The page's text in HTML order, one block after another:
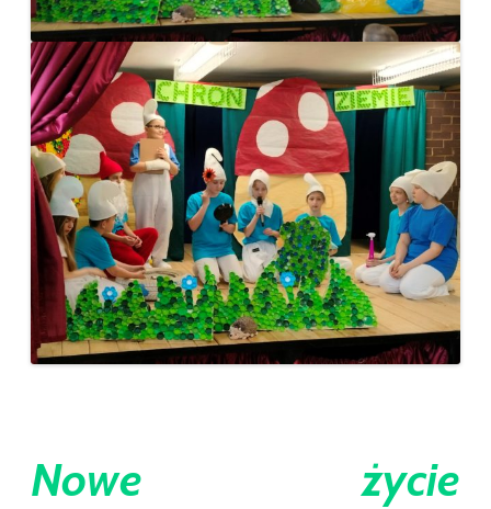
Nowe życie